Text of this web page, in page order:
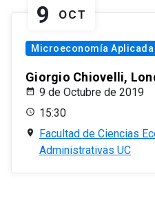
9 OCT
Microeconomía Aplicada
Giorgio Chiovelli,
9 de Octubre de 2019
15:30
Facultad de Ciencias
Administrativas UC